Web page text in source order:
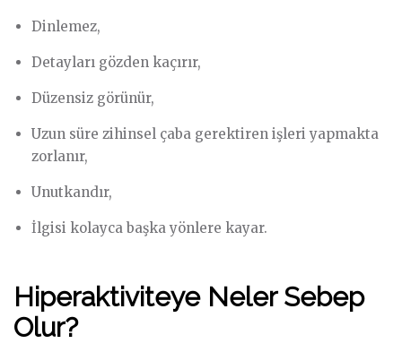
Dinlemez,
Detayları gözden kaçırır,
Düzensiz görünür,
Uzun süre zihinsel çaba gerektiren işleri yapmakta
zorlanır,
Unutkandır,
İlgisi kolayca başka yönlere kayar.
Hiperaktiviteye Neler Sebep
Olur?